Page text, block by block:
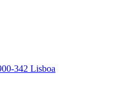
342 Lisboa